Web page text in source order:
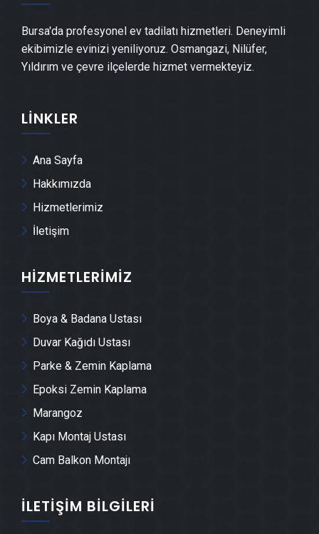
Keles Şap Ustası
Keles Alçı & Sıva Ustası
Keles Kepenk & Panjur Montajı
Keles Tente Montajı
Keles Demir Doğrama Ustası
Keles Duvar Panelleri̇ Montajı
Keles Dış Cephe Kaplama Ustası
Keles Duvar Çıtası Ustası
Keles Cam Montajı
Bursa'da profesyonel ev tadilatı hizmetleri. Deneyimli
ekibimizle evinizi yeniliyoruz. Osmangazi, Nilüfer,
Yıldırım ve çevre ilçelerde hizmet vermekteyiz.
LINKLER
Ana Sayfa
Hakkımızda
Hizmetlerimiz
İletişim
HIZMETLERIMIZ
Boya & Badana Ustası
Duvar Kağıdı Ustası
Parke & Zemin Kaplama
Epoksi Zemin Kaplama
Marangoz
Kapı Montaj Ustası
Cam Balkon Montajı
İLETIŞIM BILGILERI